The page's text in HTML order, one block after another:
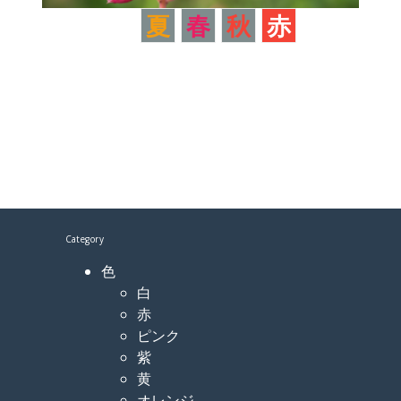
夏 春 秋 赤
Category
色
白
赤
ピンク
紫
黄